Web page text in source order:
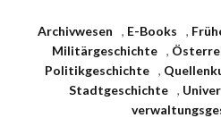
Archivwesen , E-Books ,
Militärgeschichte ,
Politikgeschichte
,
Stadtgeschichte
,